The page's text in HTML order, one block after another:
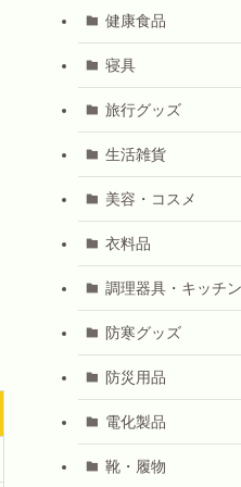
健康食品
寝具
旅行グッズ
生活雑貨
美容・コスメ
衣料品
調理器具・キッチ
防寒グッズ
防災用品
電化製品
靴・履物